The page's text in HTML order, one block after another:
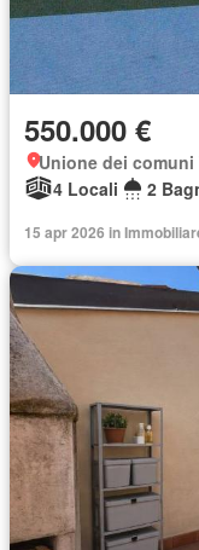
550.000 €
Unione dei comuni
4 Locali
2
15 apr 2026 in